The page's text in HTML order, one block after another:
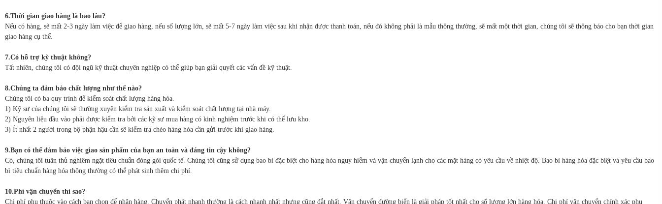
6.Thời gian giao hàng là bao lâu?
Nếu có hàng, sẽ mất 2-3 ngày làm việc để giao hàng, nếu số lượng lớn, sẽ mất 5-7 ngày làm việc sau khi nhận được thanh toán, nếu đó không phải là mẫu thông thường, sẽ mất một thời gian, chúng tôi sẽ thông báo cho bạn thời gian
giao hàng cụ thể.
7.Có hỗ trợ kỹ thuật không?
Tất nhiên, chúng tôi có đội ngũ kỹ thuật chuyên nghiệp có thể giúp bạn giải quyết các vấn đề kỹ thuật.
8.Chúng ta đảm bảo chất lượng như thế nào?
Chúng tôi có ba quy trình để kiểm soát chất lượng hàng hóa.
1) Kỹ sư của chúng tôi sẽ thường xuyên kiểm tra sản xuất và kiểm soát chất lượng tại nhà máy.
2) Nguyên liệu đầu vào phải được kiểm tra bởi các kỹ sư mua hàng có kinh nghiệm trước khi có thể lưu kho.
3) Ít nhất 2 người trong bộ phận hậu cần sẽ kiểm tra chéo hàng hóa cần gửi trước khi giao hàng.
9.Bạn có thể đảm bảo việc giao sản phẩm của bạn an toàn và đáng tin cậy không?
Có, chúng tôi tuân thủ nghiêm ngặt tiêu chuẩn đóng gói quốc tế. Chúng tôi cũng sử dụng bao bì đặc biệt cho hàng hóa nguy hiểm và vận chuyển lạnh cho các mặt hàng có yêu cầu về nhiệt độ. Bao bì hàng hóa đặc biệt và yêu cầu bao
bì tiêu chuẩn hàng hóa thông thường có thể phát sinh thêm chi phí.
10.Phí vận chuyển thì sao?
Chi phí phụ thuộc vào cách bạn chọn để nhận hàng. Chuyển phát nhanh thường là cách nhanh nhất nhưng cũng đắt nhất. Vận chuyển đường biển là giải pháp tốt nhất cho số lượng lớn hàng hóa. Chi phí vận chuyển chính xác phụ